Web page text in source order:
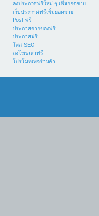
ลงประกาศฟรีใหม่ ๆ เพิ่มยอดขาย
เว็บประกาศฟรีเพิ่มยอดขาย
Post ฟรี
ประกาศขายของฟรี
ประกาศฟรี
โพส SEO
ลงโฆษณาฟรี
โปรโมทเพจร้านค้า